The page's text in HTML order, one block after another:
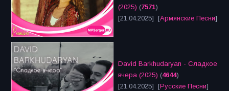
(2025) (7571)
[21.04.2025] [Армянские Песни]
David Barkhudaryan - Сладкое
вчера (2025) (4644)
[21.04.2025] [Русские Песни]